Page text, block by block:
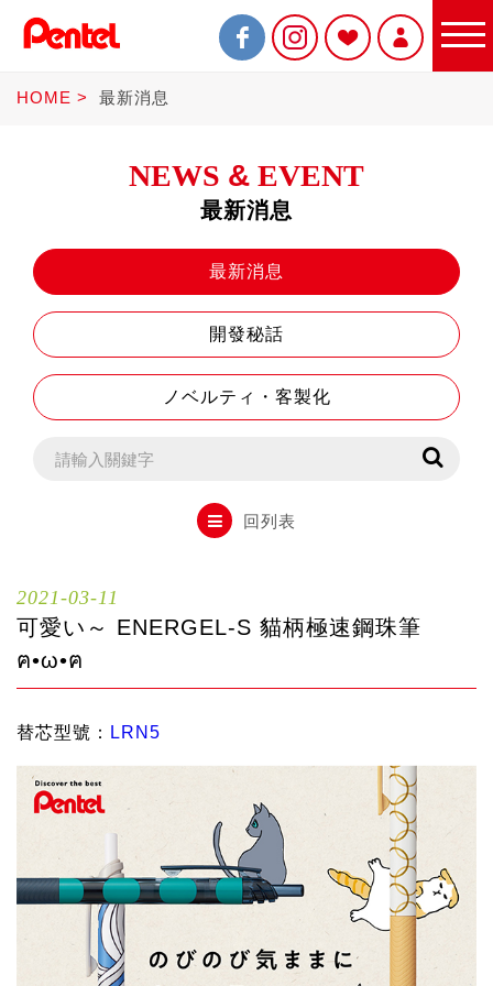
限定商品
書寫筆
Sterling
油性筆
修正系列
畫材
HOME 最新消息
NEWS & EVENT
最新消息
最新消息
開發秘話
ノベルティ・客製化
回列表
2021-03-11
可愛い～ ENERGEL-S 貓柄極速鋼珠筆
ฅ•ω•ฅ
替芯型號： LRN5